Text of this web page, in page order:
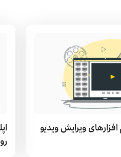
افزارهای ویرایش ویدیو